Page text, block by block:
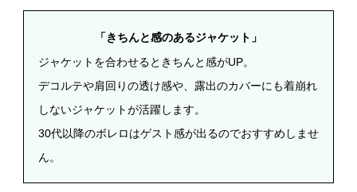
「きちんと感のあるジャケット」
ジャケットを合わせるときちんと感がUP。
デコルテや肩回りの透け感や、露出のカバーにも着崩れ
しないジャケットが活躍します。
30代以降のボレロはゲスト感が出るのでおすすめしませ
ん。